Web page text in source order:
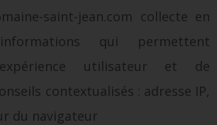
saint-jean.com collecte en
qui permettent
utilisateur et de
contextualisés : adresse IP,
du navigateur